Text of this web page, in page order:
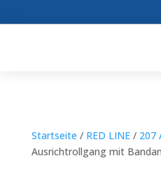
Startseite / RED LINE/ 207
Ausrichtrollgang mit